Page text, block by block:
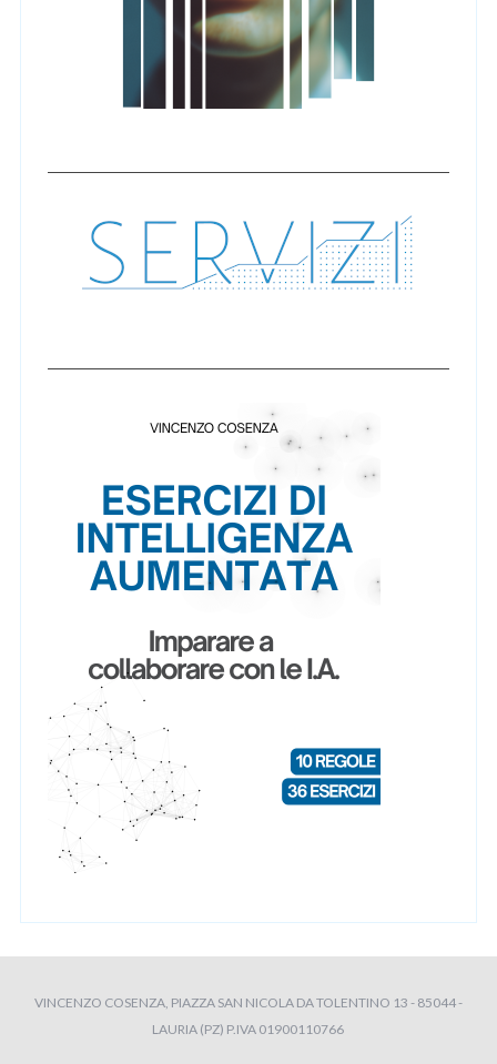
VINCENZO COSENZA, PIAZZA SAN NICOLA DA TOLENTINO 13 - 85044 -
LAURIA (PZ) P.IVA 01900110766